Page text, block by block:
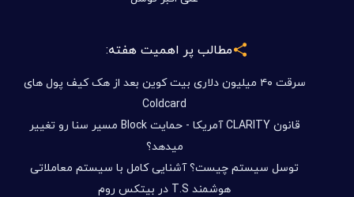
مطالب پر اهمیت هفته:
سرقت ۴۰ میلیون دلاری بیت کوین بعد از هک کیف پول های
Coldcard
قانون CLARITY آمریکا - حمایت Block مسیر سنا رو تغییر
میدهد؟
توسل سیستم چیست؟ آشنایی کامل با سیستم معاملاتی
هوشمند T.S در بیتکس روم